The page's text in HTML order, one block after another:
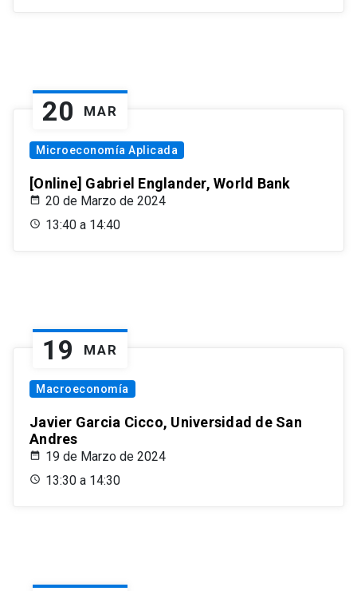
20 MAR
Microeconomía Aplicada
[Online] Gabriel Englander, World Bank
20 de Marzo de 2024
13:40 a 14:40
19 MAR
Macroeconomía
Javier Garcia Cicco, Universidad de San
Andres
19 de Marzo de 2024
13:30 a 14:30